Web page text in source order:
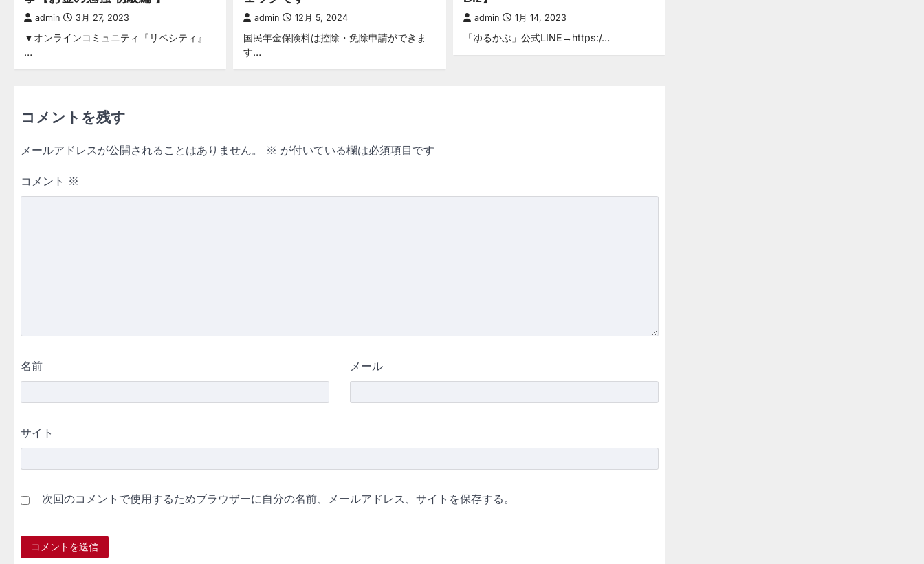
admin 3月 27, 2023
▼オンラインコミュニティ『リベシティ』
…
admin 12月 5, 2024
国民年金保険料は控除・免除申請ができま
す…
admin 1月 14, 2023
「ゆるかぶ」公式LINE→https:/…
コメントを残す
メールアドレスが公開されることはありません。 ※ が付いている欄は必須項目です
コメント ※
名前 メール
サイト
次回のコメントで使用するためブラウザーに自分の名前、メールアドレス、サイトを保存する。